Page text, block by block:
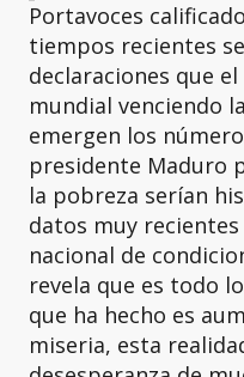
Portavoces
tiempos recientes
declaraciones que
mundial venciendo
emergen los
presidente Maduro
la pobreza serían
datos muy
nacional de
revela que es todo
que ha hecho es
miseria, esta